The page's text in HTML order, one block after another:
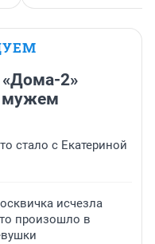
«Дома-2»
мужем
стало с Екатериной
исчезла
произошло в